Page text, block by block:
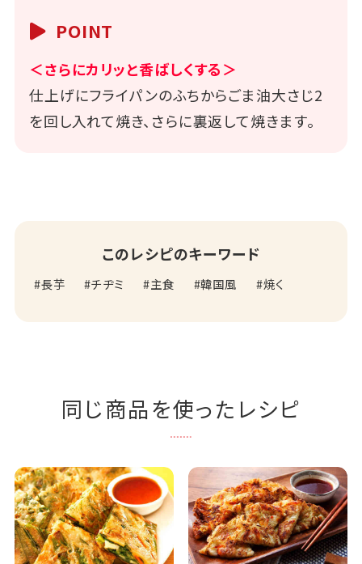
POINT
＜さらにカリッと香ばしくする＞
仕上げにフライパンのふちからごま油大さじ2
を回し入れて焼き、さらに裏返して焼きます。
このレシピのキーワード
長芋 チヂミ 主食 韓国風 焼く
同じ商品を使ったレシピ